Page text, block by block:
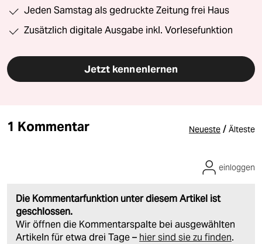
Jeden Samstag als gedruckte Zeitung frei Haus
Zusätzlich digitale Ausgabe inkl. Vorlesefunktion
Jetzt kennenlernen
1 Kommentar Neueste / Älteste
Die Kommentarfunktion unter diesem Artikel ist
geschlossen.
Wir öffnen die Kommentarspalte bei ausgewählten
Artikeln für etwa drei Tage – hier sind sie zu finden.
einloggen